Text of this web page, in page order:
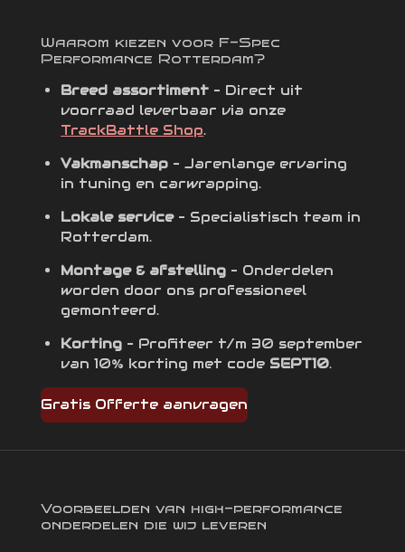
Waarom kiezen voor F-Spec
Performance Rotterdam?
Breed assortiment – Direct uit
voorraad leverbaar via onze
TrackBattle Shop.
Vakmanschap – Jarenlange ervaring
in tuning en carwrapping.
Lokale service– Specialistisch team in
Rotterdam.
Montage & afstelling – Onderdelen
worden door ons professioneel
gemonteerd.
Korting – Profiteer t/m 30 september
van 10% korting met code SEPT10.
Gratis Offerte aanvragen
Voorbeelden van high-performance
onderdelen die wij leveren